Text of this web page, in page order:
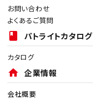
お問い合わせ
よくあるご質問
book パトライトカタログ
カタログ
home 企業情報
会社概要